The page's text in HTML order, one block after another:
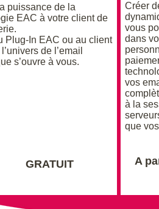
puissance de la
EAC à votre client de
Plug-In EAC ou au client
de l’email
s’ouvre à vous.
GRATUIT
Créer
vous
dans
vos
à la
que
A